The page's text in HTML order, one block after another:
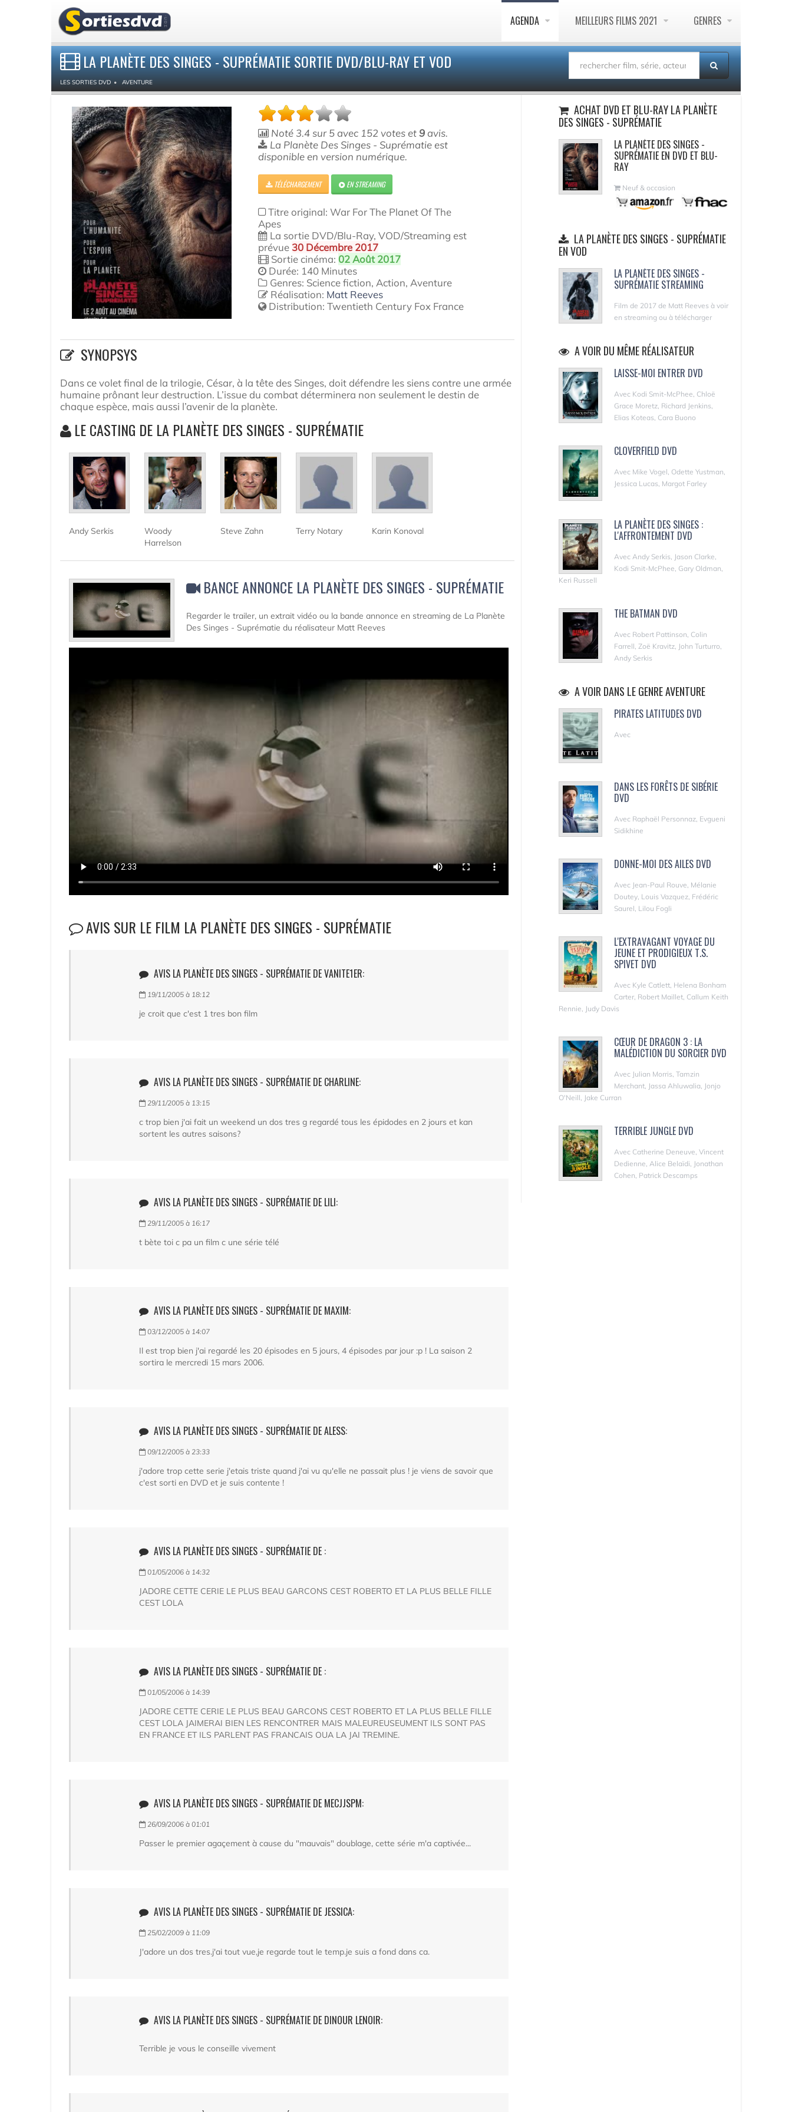
AGENDA MEILLEURS FILMS 2021 GENRES
LA PLANÈTE DES SINGES - SUPRÉMATIE SORTIE DVD/BLU-RAY ET VOD
LES SORTIES DVD AVENTURE
Noté 3.4sur5 avec 152 votes et9 avis.
La Planète Des Singes - Suprématie est
disponible en version numérique.
TÉLÉCHARGEMENT EN STREAMING
Titre original: War For The Planet Of The
Apes
La sortie DVD/Blu-Ray, VOD/Streaming est
prévue 30 Décembre 2017
Sortie cinéma: 02 Août 2017
Durée: 140 Minutes
Genres: Science fiction, Action, Aventure
Réalisation: Matt Reeves
Distribution:Twentieth Century Fox France
SYNOPSYS
Dans ce volet final de la trilogie, César, à la tête des Singes, doit défendre les siens contre une armée
humaine prônant leur destruction. L’issue du combat déterminera non seulement le destin de
chaque espèce, mais aussi l’avenir de la planète.
LE CASTING DE LA PLANÈTE DES SINGES - SUPRÉMATIE
Andy Serkis
Woody
Harrelson
Steve Zahn Terry Notary Karin Konoval
BANCE ANNONCE LA PLANÈTE DES SINGES - SUPRÉMATIE
Regarder le trailer, un extrait vidéo ou la bande annonce en streaming de La Planète
Des Singes - Suprématie du réalisateur Matt Reeves
AVIS SUR LE FILM LA PLANÈTE DES SINGES - SUPRÉMATIE
AVIS LA PLANÈTE DES SINGES - SUPRÉMATIE DE VANITE1ER:
19/11/2005 à 18:12
je croit que c'est 1 tres bon film
AVIS LA PLANÈTE DES SINGES - SUPRÉMATIE DE CHARLINE:
29/11/2005 à 13:15
c trop bien j'ai fait un weekend un dos tres g regardé tous les épidodes en 2 jours et kan
sortent les autres saisons?
AVIS LA PLANÈTE DES SINGES - SUPRÉMATIE DE LILI:
29/11/2005 à 16:17
t bète toi c pa un film c une série télé
AVIS LA PLANÈTE DES SINGES - SUPRÉMATIE DE MAXIM:
03/12/2005 à 14:07
Il est trop bien j'ai regardé les 20 épisodes en 5 jours, 4 épisodes par jour :p ! La saison 2
sortira le mercredi 15 mars 2006.
AVIS LA PLANÈTE DES SINGES - SUPRÉMATIE DE ALESS:
09/12/2005 à 23:33
j'adore trop cette serie j'etais triste quand j'ai vu qu'elle ne passait plus ! je viens de savoir que
c'est sorti en DVD et je suis contente !
AVIS LA PLANÈTE DES SINGES - SUPRÉMATIE DE :
01/05/2006 à 14:32
JADORE CETTE CERIE LE PLUS BEAU GARCONS CEST ROBERTO ET LA PLUS BELLE FILLE
CEST LOLA
AVIS LA PLANÈTE DES SINGES - SUPRÉMATIE DE :
01/05/2006 à 14:39
JADORE CETTE CERIE LE PLUS BEAU GARCONS CEST ROBERTO ET LA PLUS BELLE FILLE
CEST LOLA JAIMERAI BIEN LES RENCONTRER MAIS MALEUREUSEUMENT ILS SONT PAS
EN FRANCE ET ILS PARLENT PAS FRANCAIS OUA LA JAI TREMINE.
AVIS LA PLANÈTE DES SINGES - SUPRÉMATIE DE MECJJSPM:
26/09/2006 à 01:01
Passer le premier agaçement à cause du "mauvais" doublage, cette série m'a captivée...
AVIS LA PLANÈTE DES SINGES - SUPRÉMATIE DE JESSICA:
25/02/2009 à 11:09
J'adore un dos tres.j'ai tout vue,je regarde tout le temp.je suis a fond dans ca.
AVIS LA PLANÈTE DES SINGES - SUPRÉMATIE DE DINOUR LENOIR:
Terrible je vous le conseille vivement
ACHAT DVD ET BLU-RAY LA PLANÈTE
DES SINGES - SUPRÉMATIE
LA PLANÈTE DES SINGES -
SUPRÉMATIE EN DVD ET BLU-
RAY
Neuf & occasion
LA PLANÈTE DES SINGES - SUPRÉMATIE
EN VOD
LA PLANÈTE DES SINGES -
SUPRÉMATIE STREAMING
Film de 2017 de Matt Reeves à voir
en streaming ou à télécharger
A VOIR DU MÊME RÉALISATEUR
LAISSE-MOI ENTRER DVD
Avec Kodi Smit-McPhee, Chloë
Grace Moretz, Richard Jenkins,
Elias Koteas, Cara Buono
CLOVERFIELD DVD
Avec Mike Vogel, Odette Yustman,
Jessica Lucas, Margot Farley
LA PLANÈTE DES SINGES :
L'AFFRONTEMENT DVD
Avec Andy Serkis, Jason Clarke,
Kodi Smit-McPhee, Gary Oldman,
Keri Russell
THE BATMAN DVD
Avec Robert Pattinson, Colin
Farrell, Zoë Kravitz, John Turturro,
Andy Serkis
A VOIR DANS LE GENRE AVENTURE
PIRATES LATITUDES DVD
Avec
DANS LES FORÊTS DE SIBÉRIE
DVD
Avec Raphaël Personnaz, Evgueni
Sidikhine
DONNE-MOI DES AILES DVD
Avec Jean-Paul Rouve, Mélanie
Doutey, Louis Vazquez, Frédéric
Saurel, Lilou Fogli
L'EXTRAVAGANT VOYAGE DU
JEUNE ET PRODIGIEUX T.S.
SPIVET DVD
Avec Kyle Catlett, Helena Bonham
Carter, Robert Maillet, Callum Keith
Rennie, Judy Davis
CŒUR DE DRAGON 3 : LA
MALÉDICTION DU SORCIER DVD
Avec Julian Morris, Tamzin
Merchant, Jassa Ahluwalia, Jonjo
O'Neill, Jake Curran
TERRIBLE JUNGLE DVD
Avec Catherine Deneuve, Vincent
Dedienne, Alice Belaïdi, Jonathan
Cohen, Patrick Descamps